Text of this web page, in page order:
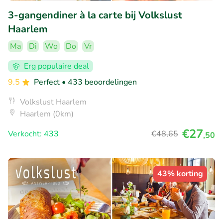
3-gangendiner à la carte bij Volkslust
Haarlem
Ma Di Wo Do
Vr
Erg populaire deal
9.5
Perfect • 433 beoordelingen
Volkslust Haarlem
Haarlem (0km)
Verkocht: 433
€48,65 €27,50
43% korting